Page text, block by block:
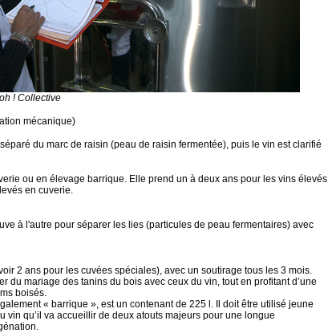
! Collective
mécanique)
du marc de raisin (peau de raisin fermentée), puis le vin est clarifié
ou en élevage barrique. Elle prend un à deux ans pour les vins élevés
en cuverie.
à l'autre pour séparer les lies (particules de peau fermentaires) avec
2 ans pour les cuvées spéciales), avec un soutirage tous les 3 mois.
du mariage des tanins du bois avec ceux du vin, tout en profitant d’une
boisés.
« barrique », est un contenant de 225 l. Il doit être utilisé jeune
vin qu’il va accueillir de deux atouts majeurs pour une longue